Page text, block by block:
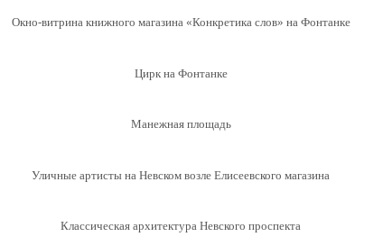
Окно-витрина книжного магазина «Конкретика слов» на Фонтанке
Цирк на Фонтанке
Манежная площадь
Уличные артисты на Невском возле Елисеевского магазина
Классическая архитектура Невского проспекта